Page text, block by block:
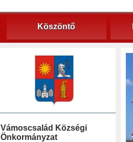
Köszöntő
Vámoscsalád Községi
Önkormányzat